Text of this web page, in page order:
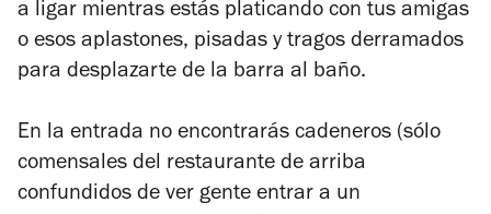
a ligar mientras estás platicando con tus amigas
o esos aplastones, pisadas y tragos derramados
para desplazarte de la barra al baño.
En la entrada no encontrarás cadeneros (sólo
comensales del restaurante de arriba
confundidos de ver gente entrar a un